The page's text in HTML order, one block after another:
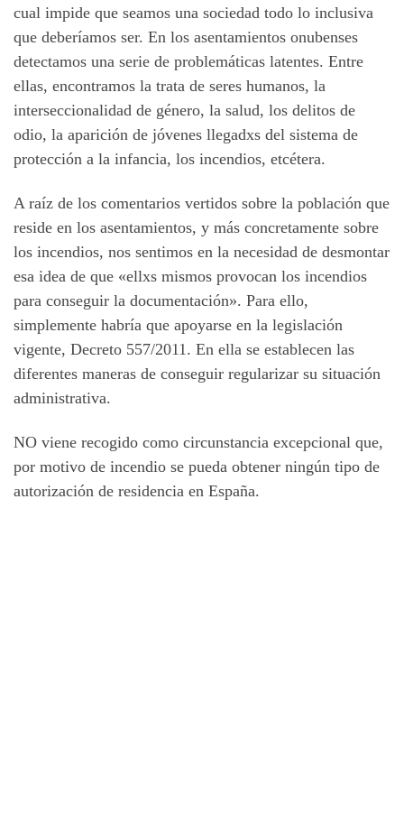
cual impide que seamos una sociedad todo lo inclusiva
que deberíamos ser. En los asentamientos onubenses
detectamos una serie de problemáticas latentes. Entre
ellas, encontramos la trata de seres humanos, la
interseccionalidad de género, la salud, los delitos de
odio, la aparición de jóvenes llegadxs del sistema de
protección a la infancia, los incendios, etcétera.
A raíz de los comentarios vertidos sobre la población que
reside en los asentamientos, y más concretamente sobre
los incendios, nos sentimos en la necesidad de desmontar
esa idea de que «ellxs mismos provocan los incendios
para conseguir la documentación». Para ello,
simplemente habría que apoyarse en la legislación
vigente, Decreto 557/2011. En ella se establecen las
diferentes maneras de conseguir regularizar su situación
administrativa.
NO viene recogido como circunstancia excepcional que,
por motivo de incendio se pueda obtener ningún tipo de
autorización de residencia en España.